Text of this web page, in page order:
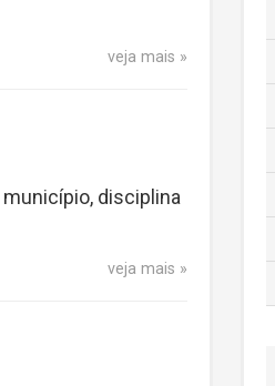
veja mais
disciplina
veja mais